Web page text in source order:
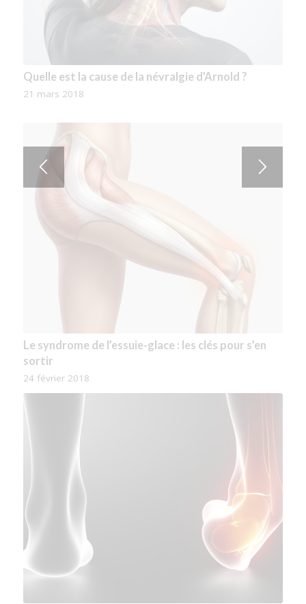
La Névralgie Cervico-Brachiale : Comment traiter
sa cause ?
La colopathie fonctionnelle : Comment s’en sortir ?
11 mai 2018
Quelle est la cause de la névralgie d’Arnold ?
21 mars 2018
Le syndrome de l’essuie-glace : les clés pour s’en
sortir
24 février 2018